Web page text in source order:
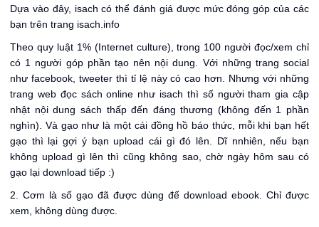
Dựa vào đây, isach có thể đánh giá được mức đóng góp của các
bạn trên trang isach.info
Theo quy luật 1% (Internet culture), trong 100 người đọc/xem chỉ
có 1 người góp phần tạo nên nội dung. Với những trang social
như facebook, tweeter thì tỉ lệ này có cao hơn. Nhưng với những
trang web đọc sách online như isach thì số người tham gia cập
nhật nội dung sách thấp đến đáng thương (không đến 1 phần
nghìn). Và gạo như là một cái đồng hồ báo thức, mỗi khi bạn hết
gạo thì lại gợi ý bạn upload cái gì đó lên. Dĩ nnhiên, nếu bạn
không upload gì lên thì cũng không sao, chờ ngày hôm sau có
gạo lại download tiếp :)
2. Cơm là số gạo đã được dùng để download ebook. Chỉ được
xem, không dùng được.